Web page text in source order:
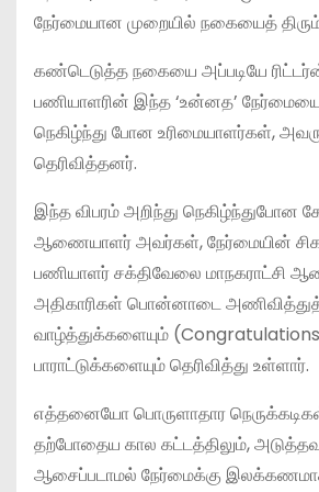
நேர்மையான முறையில் நகையைத்
கண்டெடுத்த நகையை அப்படியே
பணியாளரின் இந்த ‘உன்னத’
நெகிழ்ந்து போன உரிமையாளர்கள்,
தெரிவித்தனர்.
இந்த விபரம் அறிந்து நெகிழ்ந்துபோன
ஆணையாளர் அவர்கள், நேர்மையின்
பணியாளர் சக்திவேலை மாநகராட்சி
அதிகாரிகள் பொன்னாடை
வாழ்த்துக்களையும்
பாராட்டுக்களையும் தெரிவித்து உள்ளார்.
எத்தனையோ பொருளாதார
தற்போதைய கால கட்டத்திலும்,
ஆசைப்படாமல் நேர்மைக்கு